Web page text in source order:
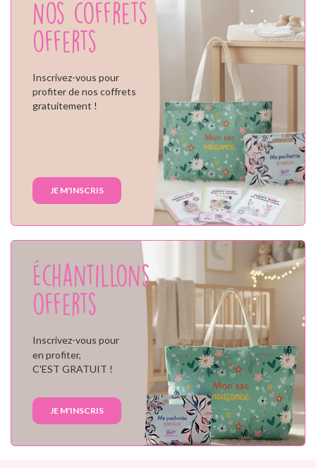
Nos coffrets
offerts
Inscrivez-vous pour
profiter de nos coffrets
gratuitement !
JE M'INSCRIS
Échantillons
offerts
Inscrivez-vous pour
en profiter,
C'EST GRATUIT !
JE M'INSCRIS